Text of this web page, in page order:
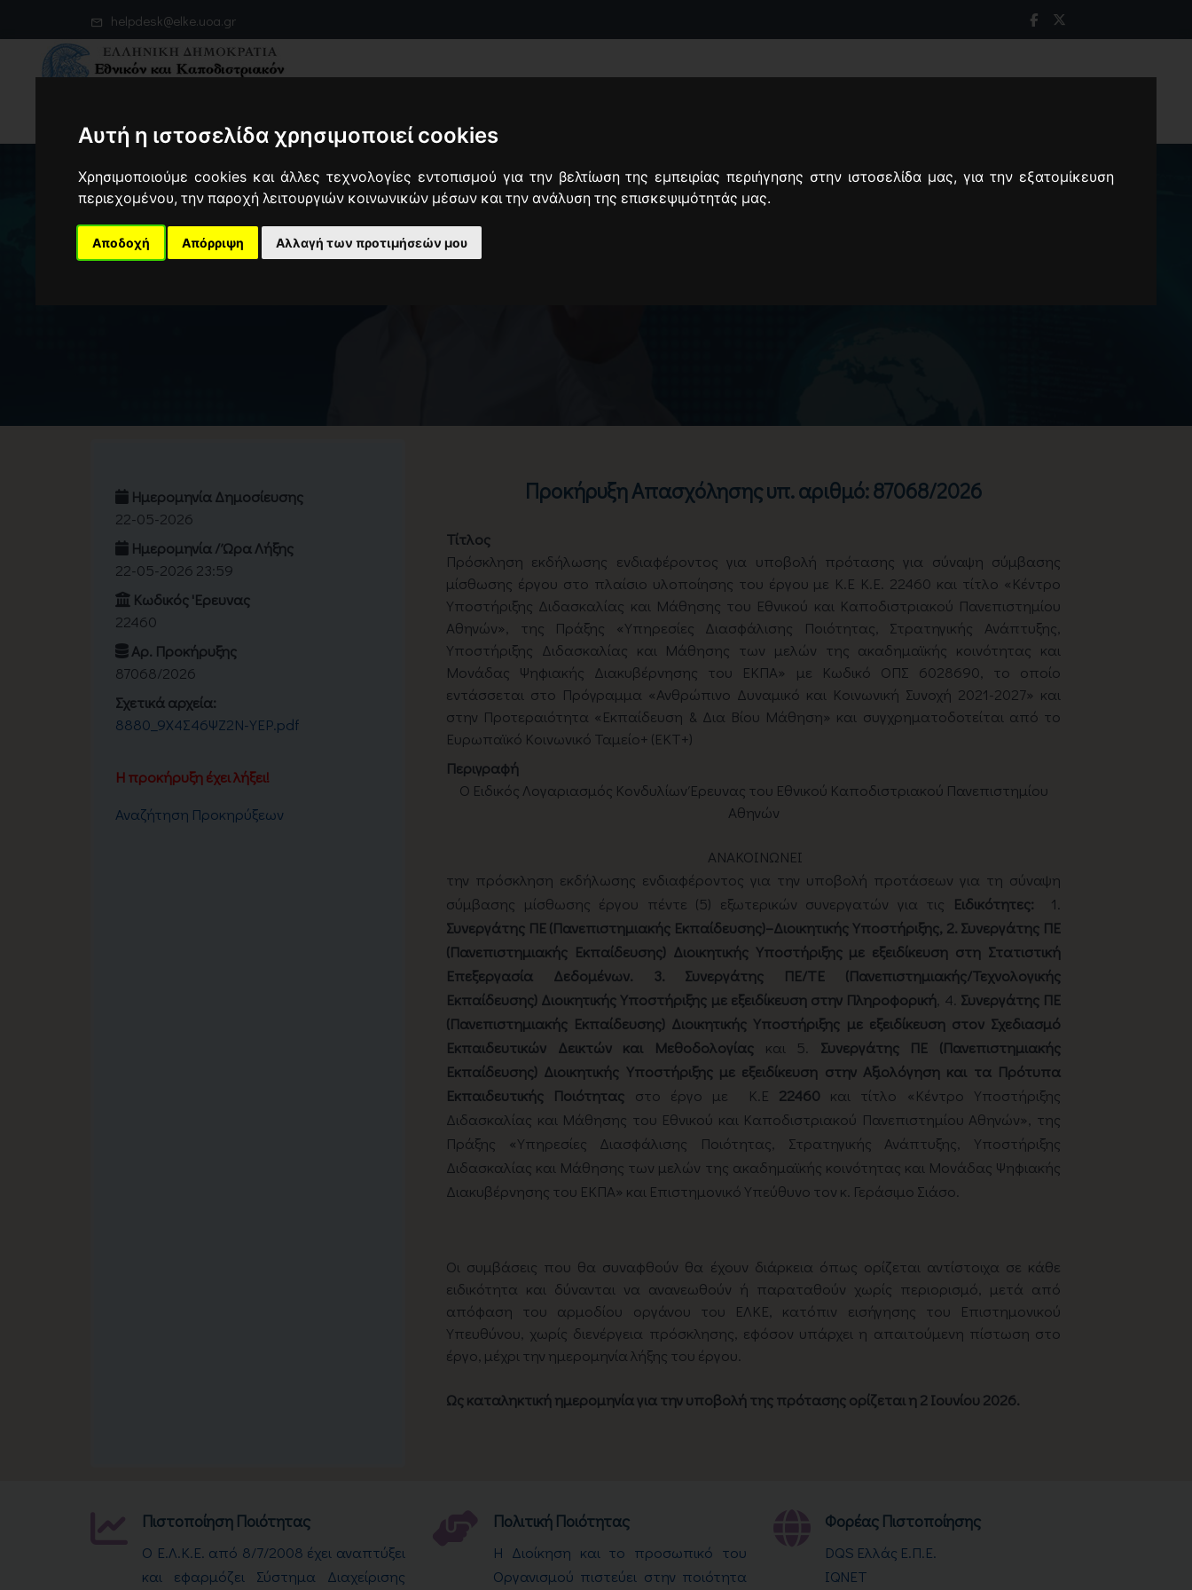
Αυτή η ιστοσελίδα χρησιμοποιεί cookies
Χρησιμοποιούμε cookies και άλλες τεχνολογίες εντοπισμού για την βελτίωση της εμπειρίας περιήγησης στην ιστοσελίδα μας, για την εξατομίκευση
περιεχομένου, την παροχή λειτουργιών κοινωνικών μέσων και την ανάλυση της επισκεψιμότητάς μας.
Αποδοχή Απόρριψη Αλλαγή των προτιμήσεών μου
helpdesk@elke.uoa.gr
Ημερομηνία Δημοσίευσης
22-05-2026
Ημερομηνία / Ώρα Λήξης
22-05-2026 23:59
Κωδικός 'Eρευνας
22460
Αρ. Προκήρυξης
87068/2026
Σχετικά αρχεία:
8880_9Χ4Σ46ΨΖ2Ν-ΥΕΡ.pdf
Η προκήρυξη έχει λήξει!
Αναζήτηση Προκηρύξεων
Προκήρυξη Απασχόλησης υπ. αριθμό: 87068/2026
Τίτλος
Πρόσκληση εκδήλωσης ενδιαφέροντος για υποβολή πρότασης για σύναψη σύμβασης
μίσθωσης έργου στο πλαίσιο υλοποίησης του έργου με Κ.Ε Κ.Ε. 22460 και τίτλο «Κέντρο
Υποστήριξης Διδασκαλίας και Μάθησης του Εθνικού και Καποδιστριακού Πανεπιστημίου
Αθηνών», της Πράξης «Υπηρεσίες Διασφάλισης Ποιότητας, Στρατηγικής Ανάπτυξης,
Υποστήριξης Διδασκαλίας και Μάθησης των μελών της ακαδημαϊκής κοινότητας και
Μονάδας Ψηφιακής Διακυβέρνησης του ΕΚΠΑ» με Κωδικό ΟΠΣ 6028690, το οποίο
εντάσσεται στο Πρόγραμμα «Ανθρώπινο Δυναμικό και Κοινωνική Συνοχή 2021-2027» και
στην Προτεραιότητα «Εκπαίδευση & Δια Βίου Μάθηση» και συγχρηματοδοτείται από το
Ευρωπαϊκό Κοινωνικό Ταμείο+ (ΕΚΤ+)
Περιγραφή
Ο Ειδικός Λογαριασμός Κονδυλίων Έρευνας του Εθνικού Καποδιστριακού Πανεπιστημίου
Αθηνών
ΑΝΑΚΟΙΝΩΝΕΙ
την πρόσκληση εκδήλωσης ενδιαφέροντος για την υποβολή προτάσεων για τη σύναψη
σύμβασης μίσθωσης έργου πέντε (5) εξωτερικών συνεργατών για τις Ειδικότητες: 1.
Συνεργάτης ΠΕ (Πανεπιστημιακής Εκπαίδευσης)–Διοικητικής Υποστήριξης, 2. Συνεργάτης ΠΕ
(Πανεπιστημιακής Εκπαίδευσης) Διοικητικής Υποστήριξης με εξειδίκευση στη Στατιστική
Επεξεργασία Δεδομένων. 3. Συνεργάτης ΠΕ/ΤΕ (Πανεπιστημιακής/Τεχνολογικής
Εκπαίδευσης) Διοικητικής Υποστήριξης με εξειδίκευση στην Πληροφορική, 4. Συνεργάτης ΠΕ
(Πανεπιστημιακής Εκπαίδευσης) Διοικητικής Υποστήριξης με εξειδίκευση στον Σχεδιασμό
Εκπαιδευτικών Δεικτών και Μεθοδολογίαςκαι 5. Συνεργάτης ΠΕ (Πανεπιστημιακής
Εκπαίδευσης) Διοικητικής Υποστήριξης με εξειδίκευση στην Αξιολόγηση και τα Πρότυπα
Εκπαιδευτικής Ποιότητας στο έργο με Κ.Ε 22460 και τίτλο «Κέντρο Υποστήριξης
Διδασκαλίας και Μάθησης του Εθνικού και Καποδιστριακού Πανεπιστημίου Αθηνών», της
Πράξης «Υπηρεσίες Διασφάλισης Ποιότητας, Στρατηγικής Ανάπτυξης, Υποστήριξης
Διδασκαλίας και Μάθησης των μελών της ακαδημαϊκής κοινότητας και Μονάδας Ψηφιακής
Διακυβέρνησης του ΕΚΠΑ» και Επιστημονικό Υπεύθυνο τον κ. Γεράσιμο Σιάσο.
Οι συμβάσεις που θα συναφθούν θα έχουν διάρκεια όπως ορίζεται αντίστοιχα σε κάθε
ειδικότητα και δύνανται να ανανεωθούν ή παραταθούν χωρίς περιορισμό, μετά από
απόφαση του αρμοδίου οργάνου του ΕΛΚΕ, κατόπιν εισήγησης του Επιστημονικού
Υπευθύνου, χωρίς διενέργεια πρόσκλησης, εφόσον υπάρχει η απαιτούμενη πίστωση στο
έργο, μέχρι την ημερομηνία λήξης του έργου.
Ως καταληκτική ημερομηνία για την υποβολή της πρότασης ορίζεται η 2 Ιουνίου 2026.
Πιστοποίηση Ποιότητας
Ο Ε.Λ.Κ.Ε. από 8/7/2008 έχει αναπτύξει
και εφαρμόζει Σύστημα Διαχείρισης
Πολιτική Ποιότητας
Η Διοίκηση και το προσωπικό του
Οργανισμού πιστεύει στην ποιότητα
Φορέας Πιστοποίησης
DQS Ελλάς Ε.Π.Ε.
IQNET